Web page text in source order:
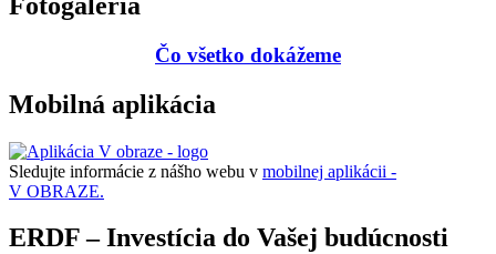
Čo všetko dokážeme
Mobilná aplikácia
Sledujte informácie z nášho webu v mobilnej aplikácii -
V OBRAZE.
ERDF – Investícia do Vašej budúcnosti